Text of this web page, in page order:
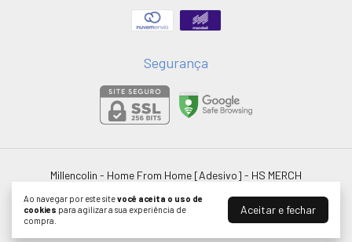
Ao navegar por este sitevocê aceita o uso de
cookies para agilizar a sua experiência de
compra.
Aceitar e fechar
Segurança
Millencolin - Home From Home [Adesivo] - HS MERCH